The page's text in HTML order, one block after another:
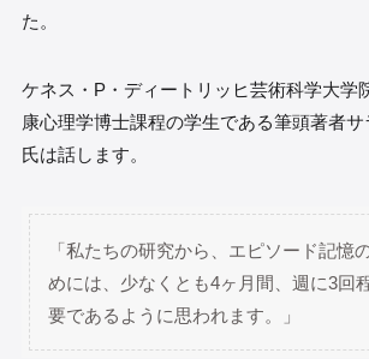
た。
ケネス・P・ディートリッヒ芸術科学大学
康心理学博士課程の学生である筆頭著者
氏は話します。
「私たちの研究から、エピソード記憶
めには、少なくとも4ヶ月間、週に3回
要であるように思われます。」